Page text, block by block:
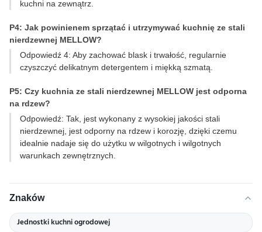
kuchni na zewnątrz.
P4: Jak powinienem sprzątać i utrzymywać kuchnię ze stali
nierdzewnej MELLOW?
Odpowiedź 4: Aby zachować blask i trwałość, regularnie
czyszczyć delikatnym detergentem i miękką szmatą.
P5: Czy kuchnia ze stali nierdzewnej MELLOW jest odporna
na rdzew?
Odpowiedź: Tak, jest wykonany z wysokiej jakości stali
nierdzewnej, jest odporny na rdzew i korozję, dzięki czemu
idealnie nadaje się do użytku w wilgotnych i wilgotnych
warunkach zewnętrznych.
Znaków
Jednostki kuchni ogrodowej